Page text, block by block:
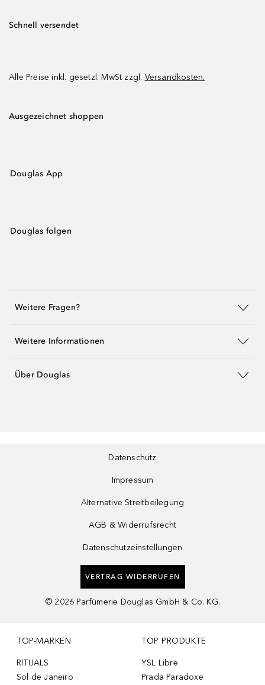
Schnell versendet
Alle Preise inkl. gesetzl. MwSt zzgl. Versandkosten.
Ausgezeichnet shoppen
Douglas App
Douglas folgen
Weitere Fragen?
Weitere Informationen
Über Douglas
Datenschutz
Impressum
Alternative Streitbeilegung
AGB & Widerrufsrecht
Datenschutzeinstellungen
VERTRAG WIDERRUFEN
© 2026 Parfümerie Douglas GmbH & Co. KG.
TOP-MARKEN
RITUALS
Sol de Janeiro
TOP PRODUKTE
YSL Libre
Prada Paradoxe